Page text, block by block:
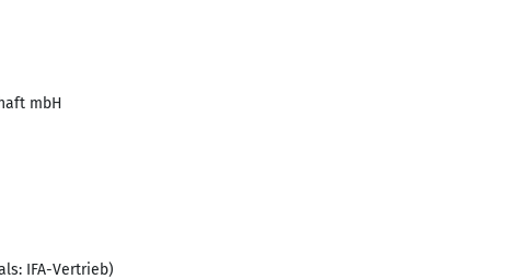
mbH
IFA-Vertrieb)